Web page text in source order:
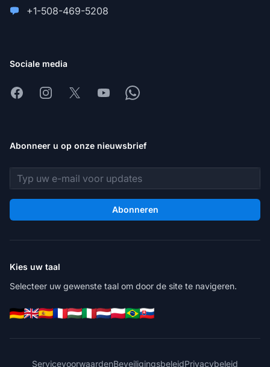
+1-508-469-5208
Sociale media
FacebookInstagram
X YoutubeWhatsapp
Abonneer u op onze nieuwsbrief
E-mailadres
Abonneren
Kies uw taal
Selecteer uw gewenste taal om door de site te navigeren.
ServicevoorwaardenBeveiligingsbeleidPrivacybeleid